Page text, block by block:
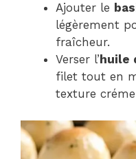
Ajouter le
légèrement
fraîcheur.
Verser l’ huile
filet tout en
texture